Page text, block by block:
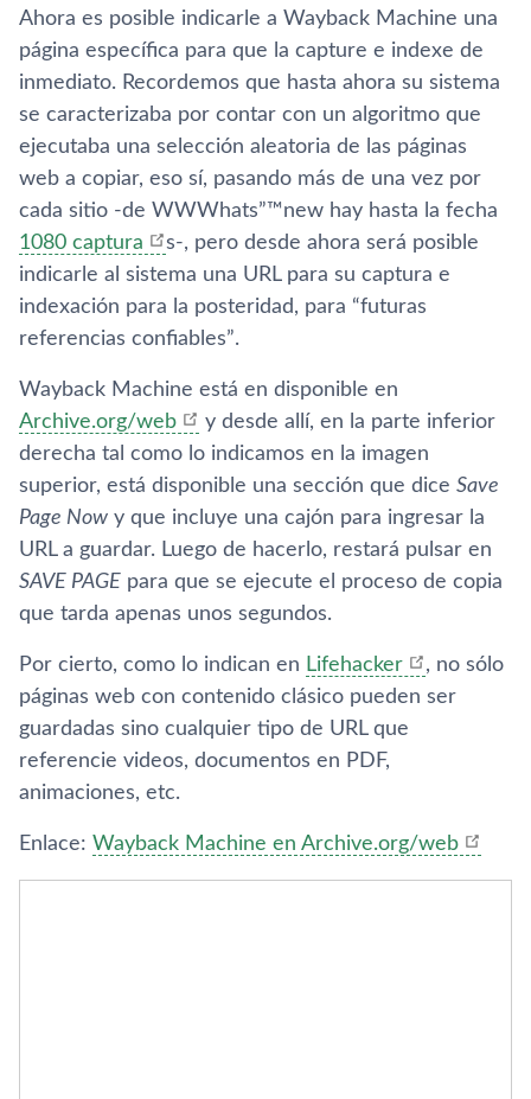
Ahora es posible indicarle a Wayback Machine una
página especí­fica para que la capture e indexe de
inmediato. Recordemos que hasta ahora su sistema
se caracterizaba por contar con un algoritmo que
ejecutaba una selección aleatoria de las páginas
web a copiar, eso sí­, pasando más de una vez por
cada sitio -de WWWhats”™new hay hasta la fecha
1080 captura
s-, pero desde ahora será posible
indicarle al sistema una URL para su captura e
indexación para la posteridad, para “futuras
referencias confiables”.
Wayback Machine está en disponible en
Archive.org/web
y desde allí­, en la parte inferior
derecha tal como lo indicamos en la imagen
superior, está disponible una sección que dice Save
Page Now y que incluye una cajón para ingresar la
URL a guardar. Luego de hacerlo, restará pulsar en
SAVE PAGE para que se ejecute el proceso de copia
que tarda apenas unos segundos.
Por cierto, como lo indican en Lifehacker
, no sólo
páginas web con contenido clásico pueden ser
guardadas sino cualquier tipo de URL que
referencie videos, documentos en PDF,
animaciones, etc.
Enlace: Wayback Machine en Archive.org/web